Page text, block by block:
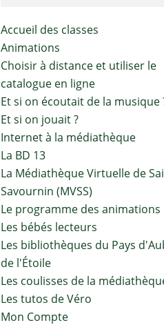
Accueil des classes
Animations
Choisir à distance et utiliser le
catalogue en ligne
Et si on écoutait de la musique
Et si on jouait ?
Internet à la médiathèque
La BD 13
La Médiathèque Virtuelle de
Savournin (MVSS)
Le programme des animations
Les bébés lecteurs
Les bibliothèques du Pays
de l'Étoile
Les coulisses de la
Les tutos de Véro
Mon Compte